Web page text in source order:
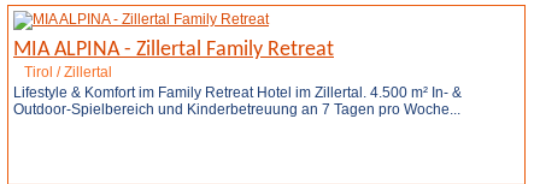
MIA ALPINA - Zillertal Family Retreat
Tirol / Zillertal
Lifestyle & Komfort im Family Retreat Hotel im Zillertal. 4.500 m² In- &
Outdoor-Spielbereich und Kinderbetreuung an 7 Tagen pro Woche...